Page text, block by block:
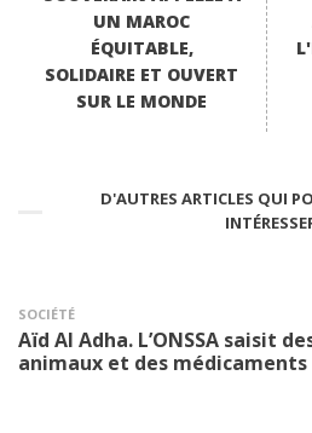
UN MAROC
ÉQUITABLE,
SOLIDAIRE ET OUVERT
SUR LE MONDE
D'AUTRES ARTICLES QUI
SOCIÉTÉ
Aïd Al Adha. L’ONSSA saisit
animaux et des